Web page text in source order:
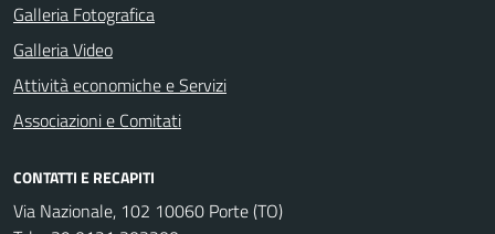
Galleria Fotografica
Galleria Video
Attività economiche e Servizi
Associazioni e Comitati
CONTATTI E RECAPITI
Via Nazionale, 102 10060 Porte (TO)